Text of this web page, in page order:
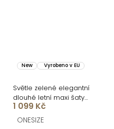
New Vyrobeno v EU
Světle zelené elegantní
dlouhé letní maxi šaty
KLEINA s dlouhým
rukávem
1 099 Kč
ONESIZE